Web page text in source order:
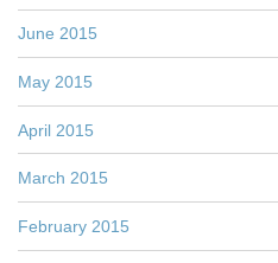
June 2015
May 2015
April 2015
March 2015
February 2015